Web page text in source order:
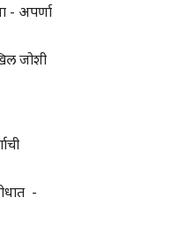
- अपर्णा
जोशी
-